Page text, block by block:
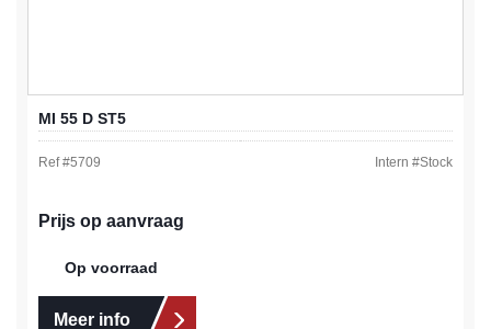
MI 55 D ST5
Ref #5709 Intern #Stock
Prijs op aanvraag
Op voorraad
Meer info